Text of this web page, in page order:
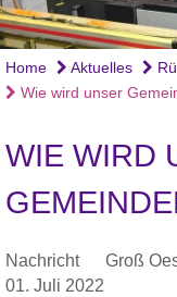
Home Aktuelles
Wie wird unser
WIE WIRD
Nachricht
Groß
01. Juli 2022